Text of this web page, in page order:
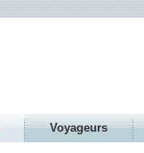
Voyageurs